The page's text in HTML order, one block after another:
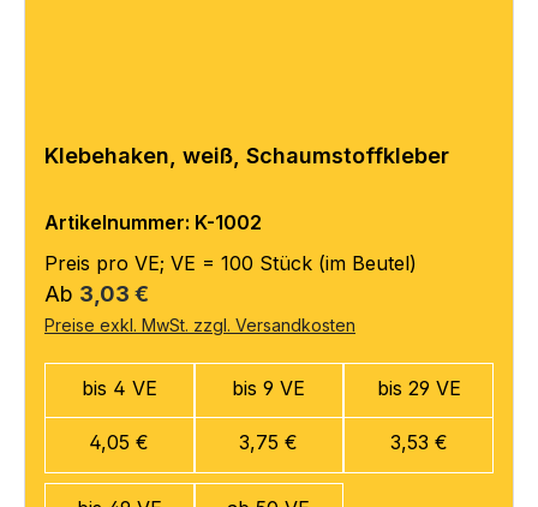
Klebehaken, weiß, Schaumstoffkleber
Artikelnummer: K-1002
Preis pro VE; VE = 100 Stück (im Beutel)
Regulärer Preis:
Ab 3,03 €
Preise exkl. MwSt. zzgl. Versandkosten
bis 4 VE
4,05 €
bis 9 VE
3,75 €
bis 29 VE
3,53 €